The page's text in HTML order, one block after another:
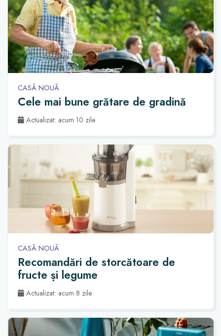
CASĂ NOUĂ
Cele mai bune grătare de gradină
Actualizat: acum 10 zile
CASĂ NOUĂ
Recomandări de storcătoare de
fructe și legume
Actualizat: acum 8 zile